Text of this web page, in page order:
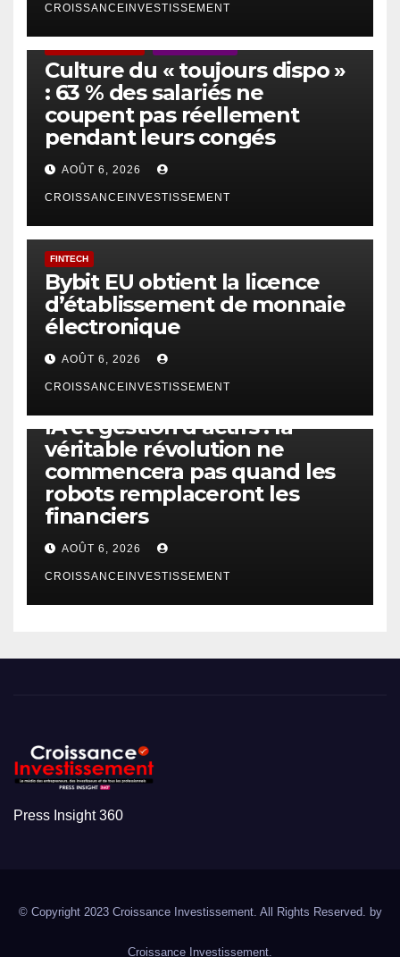
CROISSANCEINVESTISSEMENT
Culture du « toujours dispo »
: 63 % des salariés ne
coupent pas réellement
pendant leurs congés
AOÛT 6, 2026
CROISSANCEINVESTISSEMENT
FINTECH
Bybit EU obtient la licence
d’établissement de monnaie
électronique
AOÛT 6, 2026
CROISSANCEINVESTISSEMENT
IA et gestion d’actifs : la
véritable révolution ne
commencera pas quand les
robots remplaceront les
financiers
AOÛT 6, 2026
CROISSANCEINVESTISSEMENT
Press Insight 360
© Copyright 2023 Croissance Investissement. All Rights Reserved. by
Croissance Investissement.